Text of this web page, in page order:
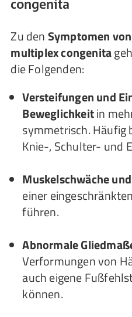
congenita
Zu denSymptomen
multiplex congenita
die Folgenden:
Versteifungen und
Beweglichkeitin
symmetrisch.
Knie-, Schulter- und
Muskelschwäche
einer
führen.
Abnormale
Verformungen von
auch eigene
können.